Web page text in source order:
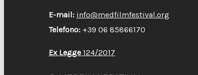
E-mail: info@medfilmfestival.org
Telefono: +39 06 85866170
Ex Legge 124/2017